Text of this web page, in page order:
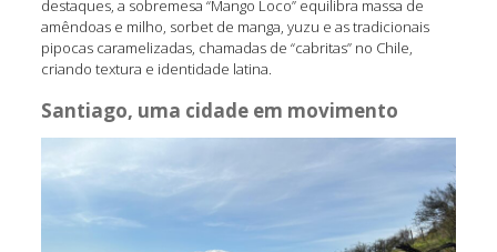
destaques, a sobremesa “Mango Loco” equilibra massa de
amêndoas e milho, sorbet de manga, yuzu e as tradicionais
pipocas caramelizadas, chamadas de “cabritas” no Chile,
criando textura e identidade latina.
Santiago, uma cidade em movimento